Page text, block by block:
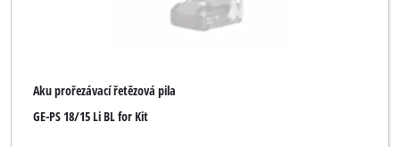
Aku prořezávací řetězová pila
GE-PS 18/15 Li BL for Kit